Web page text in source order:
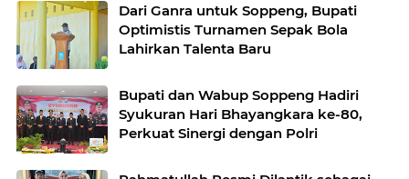
Dari Ganra untuk Soppeng, Bupati
Optimistis Turnamen Sepak Bola
Lahirkan Talenta Baru
Bupati dan Wabup Soppeng Hadiri
Syukuran Hari Bhayangkara ke-80,
Perkuat Sinergi dengan Polri